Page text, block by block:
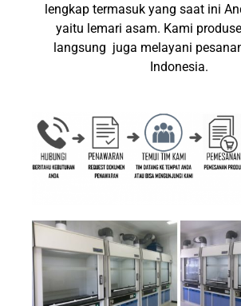
lengkap termasuk yang saat ini
yaitu lemari asam. Kami
langsung juga melayani
Indonesia.